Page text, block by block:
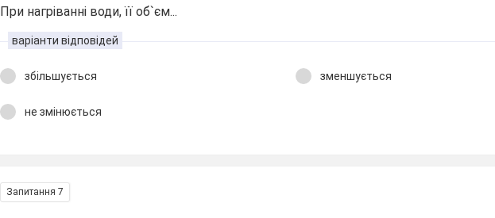
При нагріванні води, її об`єм...
варіанти відповідей
збільшується зменшується
не змінюється
Запитання 7